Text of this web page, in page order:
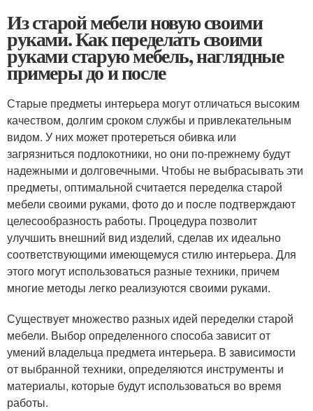
Из старой мебели новую своими
руками. Как переделать своими
руками старую мебель, наглядные
примеры до и после
Старые предметы интерьера могут отличаться высоким
качеством, долгим сроком службы и привлекательным
видом. У них может протереться обивка или
загрязниться подлокотники, но они по-прежнему будут
надежными и долговечными. Чтобы не выбрасывать эти
предметы, оптимальной считается переделка старой
мебели своими руками, фото до и после подтверждают
целесообразность работы. Процедура позволит
улучшить внешний вид изделий, сделав их идеально
соответствующими имеющемуся стилю интерьера. Для
этого могут использоваться разные техники, причем
многие методы легко реализуются своими руками.
Существует множество разных идей переделки старой
мебели. Выбор определенного способа зависит от
умений владельца предмета интерьера. В зависимости
от выбранной техники, определяются инструменты и
материалы, которые будут использоваться во время
работы.